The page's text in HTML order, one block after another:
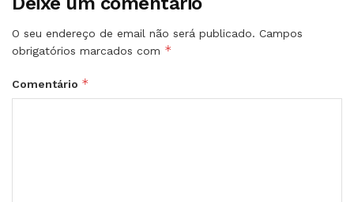
O seu endereço de email não será publicado. Campos
obrigatórios marcados com *
Comentário *